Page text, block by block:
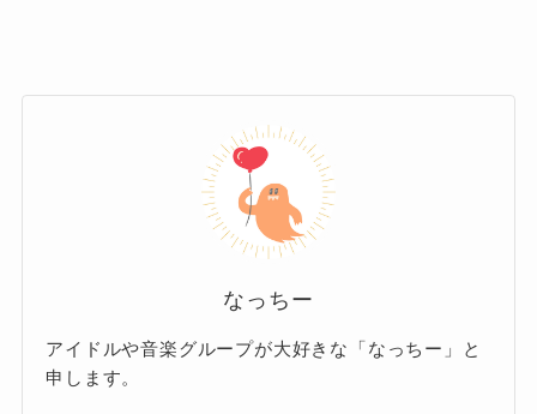
一貫して使われている数字で、Snow Man結成当
初から変わらずに公表されています。
グループ内での相対的なサイズ
この168cmという身長、実は男性アイドルグル
さんと、最も背が低い佐久間大介さん。
その差はなんと24cmにもなります。
公式プロフィールによると、ラウールさんの身
成長期にグングンと身長が伸び続け、デビュー
当時よりもさらに高身長に。
そして佐久間さんは変わらず168cm。
なっちー
アイドルや音楽グループが大好きな「なっちー」と
申します。